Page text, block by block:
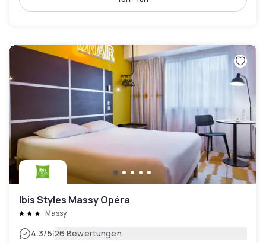
Ibis Styles Massy Opéra
Massy
4.3/5|26 Bewertungen